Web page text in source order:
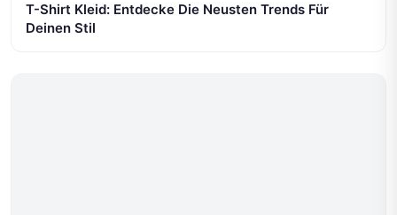
T-Shirt Kleid: Entdecke Die Neusten Trends Für
Deinen Stil